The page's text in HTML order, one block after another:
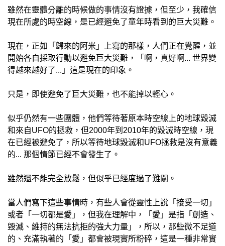
雖然在靈體分離的時候做的事情沒有證據，但至少，我確信
現在所處的時空線，是已經避免了童年時看到的巨大災難。
現在，正如「歸來的阿米」上寫的那樣，人們正在覺醒，並
開始各自採取行動以避免巨大災難，「啊，真好啊... 世界變
得越來越好了...」這是現在的印象。
只是，即使避免了巨大災難，也不能掉以輕心。
似乎仍然有一些團體，他們等待著原本時空線上的地球毀滅
和來自UFO的拯救，但2000年到2010年的毀滅時空線，現
在已經被避免了，所以等待地球毀滅和UFO拯救是沒有意義
的... 那個情節已經不會發生了。
雖然還不能完全放鬆，但似乎已經度過了難關。
當人們寫下這些事情時，有些人會從靈性上說「接受一切」
或者「一切都是愛」，但我在理解中，「愛」是指「創造、
毀滅、維持的無法抗拒的強大力量」，所以，那些微不足道
的、充滿執著的「愛」都會被現實所粉碎，這是一種非常實